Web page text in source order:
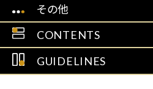
その他
CONTENTS
GUIDELINES